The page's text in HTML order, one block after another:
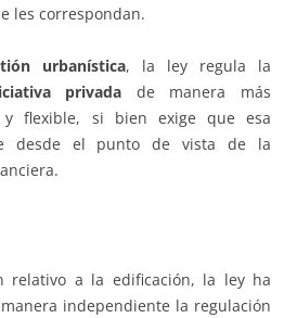
les correspondan.
urbanística, la ley regula la
privada de manera más
y flexible, si bien exige que esa
desde el punto de vista de la
relativo a la edificación, la ley ha
independiente la regulación